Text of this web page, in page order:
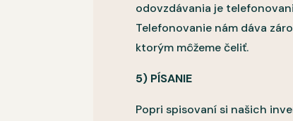
odovzdávania je
Telefonovanie nám dáva
ktorým môžeme čeliť.
5) PÍSANIE
Popri spisovaní si našich